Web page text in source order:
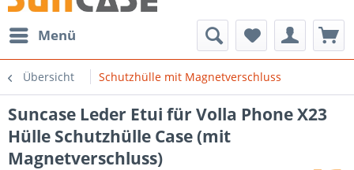
Menü
Übersicht Schutzhülle mit Magnetverschluss
Suncase Leder Etui für Volla Phone X23
Hülle Schutzhülle Case (mit
Magnetverschluss)